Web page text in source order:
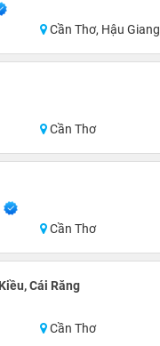
Cần Thơ, Hậu Giang
Cần Thơ
Cần Thơ
Cái Răng
Cần Thơ